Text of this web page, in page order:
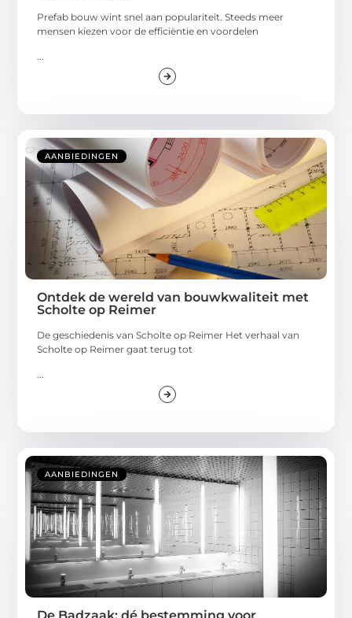
Prefab bouw wint snel aan populariteit. Steeds meer
mensen kiezen voor de efficiëntie en voordelen
...
AANBIEDINGEN
Ontdek de wereld van bouwkwaliteit met
Scholte op Reimer
De geschiedenis van Scholte op Reimer Het verhaal van
Scholte op Reimer gaat terug tot
...
AANBIEDINGEN